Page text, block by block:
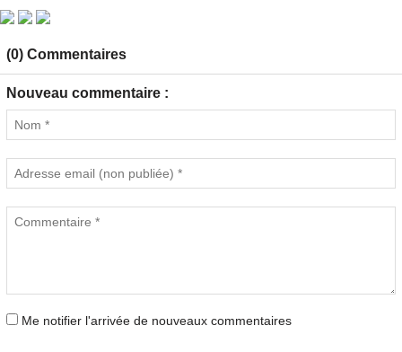
(0) Commentaires
Nouveau commentaire :
Me notifier l'arrivée de nouveaux commentaires